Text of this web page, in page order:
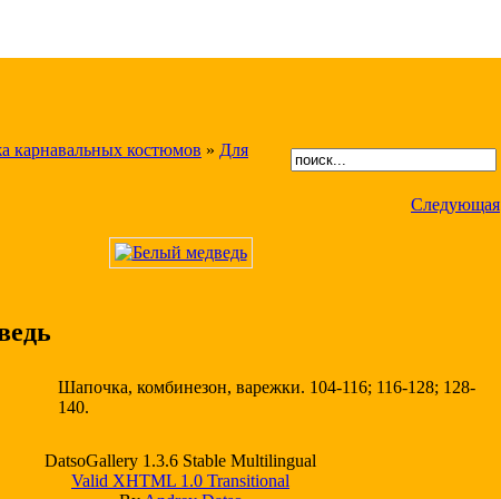
карнавальных костюмов » Для
Следующая
Шапочка, комбинезон, варежки. 104-116; 116-128; 128-
140.
DatsoGallery 1.3.6 Stable Multilingual
Valid XHTML 1.0 Transitional